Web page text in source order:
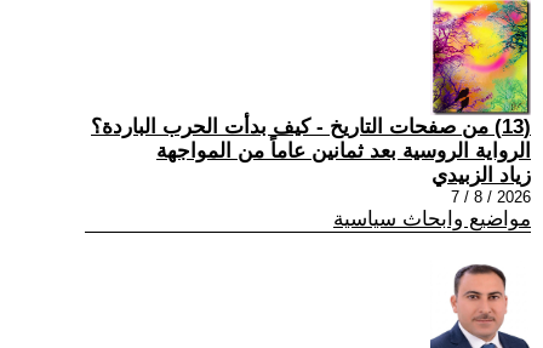
(13) من صفحات التاريخ - كيف بدأت الحرب الباردة؟
الرواية الروسية بعد ثمانين عاماً من المواجهة
زياد الزبيدي
2026 / 8 / 7
مواضيع وابحاث سياسية